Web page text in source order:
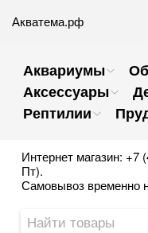
Акватема.рф
Аквариумы
Аксессуары
Рептилии
Интернет магазин: +7
Пт).
Самовывоз временно